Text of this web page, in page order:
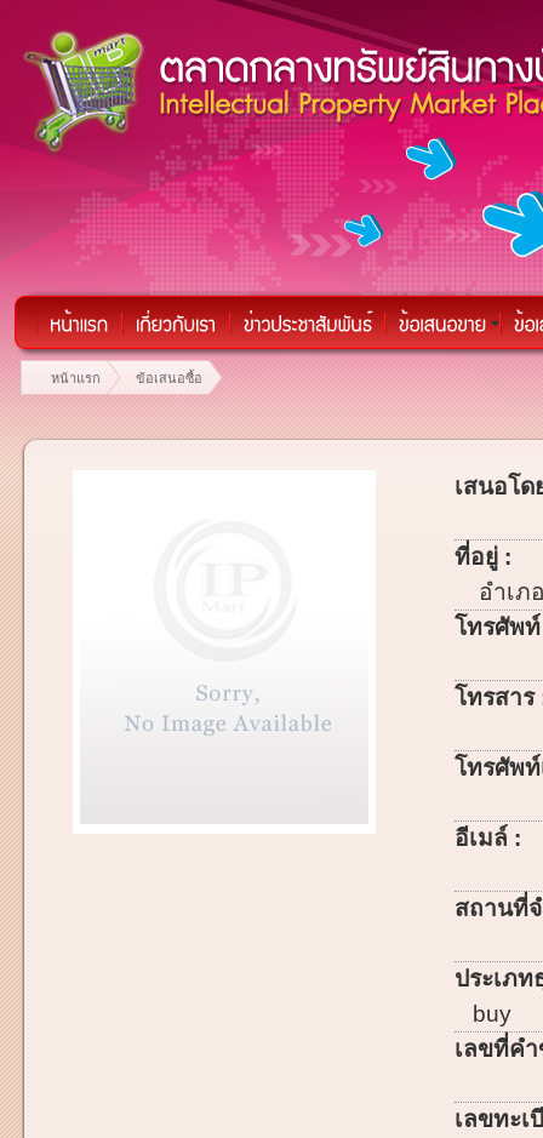
หน้าแรก ข้อเสนอซื้อ
เสนอโด
ที่อยู่ :
อำเภ
โทรศัพ
โทรสาร
โทรศัพ
อีเมล์ :
สถานที่
ประเภท
buy
เลขที่ค
เลขทะเ